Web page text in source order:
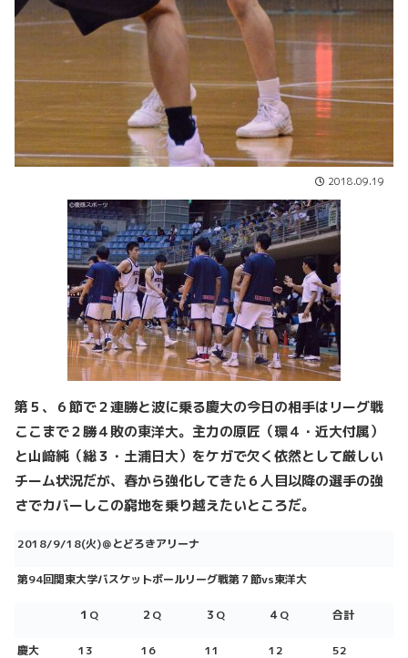
2018.09.19
第５、６節で２連勝と波に乗る慶大の今日の相手はリーグ戦
ここまで２勝４敗の東洋大。主力の原匠（環４・近大付属）
と山﨑純（総３・土浦日大）をケガで欠く依然として厳しい
チーム状況だが、春から強化してきた６人目以降の選手の強
さでカバーしこの窮地を乗り越えたいところだ。
2018/9/18(火)＠とどろきアリーナ
第94回関東大学バスケットボールリーグ戦第７節vs東洋大
１Q ２Q ３Q ４Q 合計
慶大 13 16 11 12 52